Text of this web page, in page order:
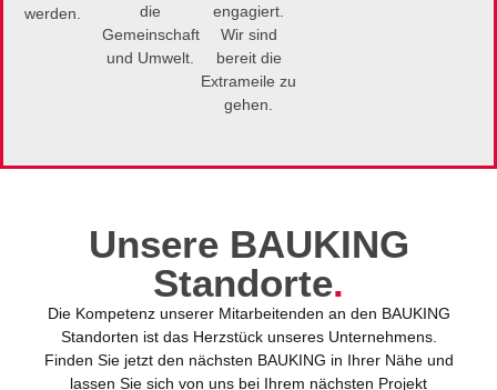
werden.​
die
Gemeinschaft
und Umwelt.​
engagiert.
Wir sind
bereit die
Extrameile zu
gehen.​
Unsere BAUKING
Standorte.
Die Kompetenz unserer Mitarbeitenden an den BAUKING
Standorten ist das Herzstück unseres Unternehmens.
Finden Sie jetzt den nächsten BAUKING in Ihrer Nähe und
lassen Sie sich von uns bei Ihrem nächsten Projekt